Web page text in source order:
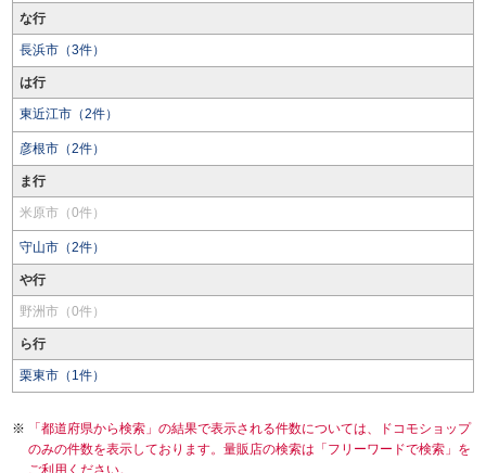
な行
長浜市（3件）
は行
東近江市（2件）
彦根市（2件）
ま行
米原市（0件）
守山市（2件）
や行
野洲市（0件）
ら行
栗東市（1件）
「都道府県から検索」の結果で表示される件数については、ドコモショップ
のみの件数を表示しております。量販店の検索は「フリーワードで検索」を
ご利用ください。